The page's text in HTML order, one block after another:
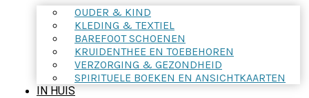
OUDER & KIND
KLEDING & TEXTIEL
BAREFOOT SCHOENEN
KRUIDENTHEE EN TOEBEHOREN
VERZORGING & GEZONDHEID
SPIRITUELE BOEKEN EN ANSICHTKAARTEN
IN HUIS